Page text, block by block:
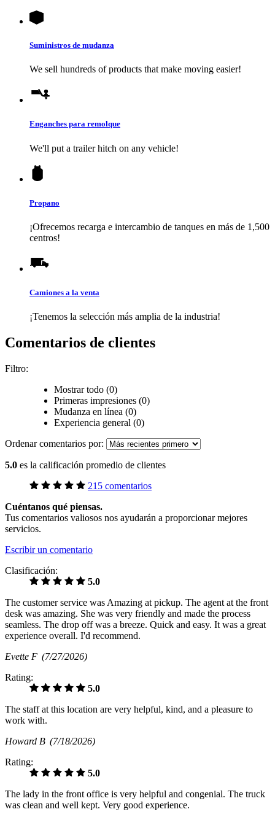
Suministros de mudanza
We sell hundreds of products that make moving easier!
Enganches para remolque
We'll put a trailer hitch on any vehicle!
Propano
¡Ofrecemos recarga e intercambio de tanques en más de 1,500
centros!
Camiones a la venta
¡Tenemos la selección más amplia de la industria!
Comentarios de clientes
Filtro:
Mostrar todo (0)
Primeras impresiones (0)
Mudanza en línea (0)
Experiencia general (0)
Ordenar comentarios por:
5.0 es la calificación promedio de clientes
215 comentarios
Cuéntanos qué piensas.
Tus comentarios valiosos nos ayudarán a proporcionar mejores
servicios.
Escribir un comentario
Clasificación:
5.0
The customer service was Amazing at pickup. The agent at the front
desk was amazing. She was very friendly and made the process
seamless. The drop off was a breeze. Quick and easy. It was a great
experience overall. I'd recommend.
Evette F (7/27/2026)
Rating:
5.0
The staff at this location are very helpful, kind, and a pleasure to
work with.
Howard B (7/18/2026)
Rating:
5.0
The lady in the front office is very helpful and congenial. The truck
was clean and well kept. Very good experience.